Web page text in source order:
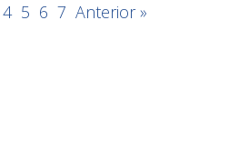
4 5 6 7 Anterior »